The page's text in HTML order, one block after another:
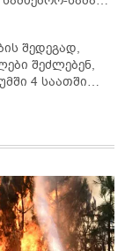
მიმ­დი­ნა­
შედეგად,
შეძლებენ,
4 საათში